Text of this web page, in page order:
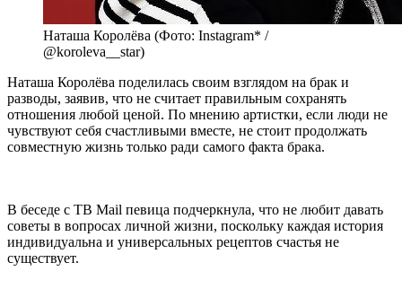
Наташа Королёва (Фото: Instagram* /
@koroleva__star)
Наташа Королёва поделилась своим взглядом на брак и
разводы, заявив, что не считает правильным сохранять
отношения любой ценой. По мнению артистки, если люди не
чувствуют себя счастливыми вместе, не стоит продолжать
совместную жизнь только ради самого факта брака.
В беседе с ТВ Mail певица подчеркнула, что не любит давать
советы в вопросах личной жизни, поскольку каждая история
индивидуальна и универсальных рецептов счастья не
существует.